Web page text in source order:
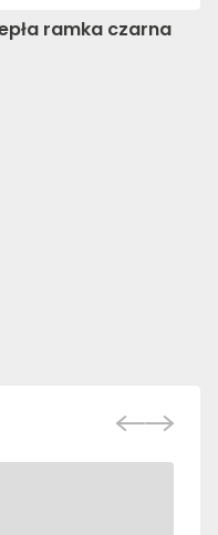
ramka czarna